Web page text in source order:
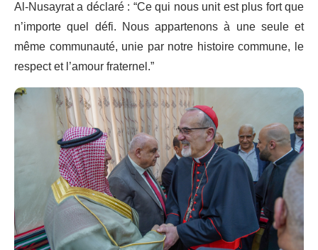
Al-Nusayrat a déclaré : “Ce qui nous unit est plus fort que
n’importe quel défi. Nous appartenons à une seule et
même communauté, unie par notre histoire commune, le
respect et l’amour fraternel.”